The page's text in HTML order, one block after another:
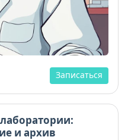
Записаться
и архив